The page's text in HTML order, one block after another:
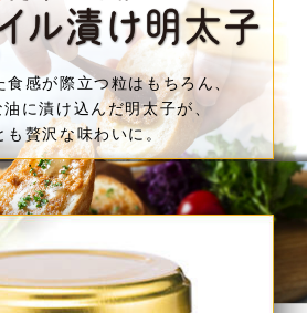
食感が際立つ粒はもちろん、
に漬け込んだ明太子が、
も贅沢な味わいに。